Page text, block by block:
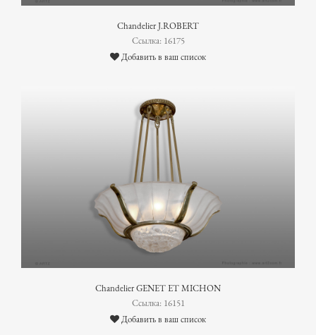
Chandelier J.ROBERT
Ссылка: 16175
Добавить в ваш список
Chandelier GENET ET MICHON
Ссылка: 16151
Добавить в ваш список